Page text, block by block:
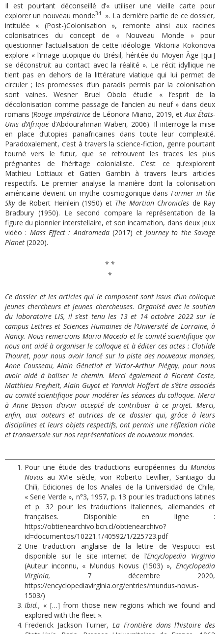
Il est pourtant déconseillé d’« utiliser une vieille carte pour
explorer un nouveau monde34
». La dernière partie de ce dossier,
intitulée « (Post-)Colonisation », remonte ainsi aux racines
colonisatrices du concept de « Nouveau Monde » pour
questionner l’actualisation de cette idéologie. Viktoriia Kokonova
explore « l’image utopique du Brésil, héritée du Moyen Âge [qui]
se déconstruit au contact avec la réalité ». Le récit idyllique ne
tient pas en dehors de la littérature viatique qui lui permet de
circuler ; les promesses d’un paradis permis par la colonisation
sont vaines. Wesner Bruel Obolo étudie « l’esprit de la
décolonisation comme passage de l’ancien au neuf » dans deux
romans (Rouge impératricede Léonora Miano, 2019, et Aux États-
Unis d’Afriqued’Abdourahman Waberi, 2006). Il interroge la mise
en place d’utopies panafricaines dans toute leur complexité.
Paradoxalement, c’est à travers la science-fiction, genre pourtant
tourné vers le futur, que se retrouvent les traces les plus
prégnantes de l’héritage colonialiste. C’est ce qu’explorent
Mathieu Lottiaux et Gatien Gambin à travers leurs articles
respectifs. Le premier analyse la manière dont la colonisation
américaine devient un mythe cosmogonique dans Farmer in the
Sky de Robert Heinlein (1950) et The Martian Chronicles de Ray
Bradbury (1950). Le second compare la représentation de la
figure du pionnier interstellaire, et son incarnation, dans deux jeux
vidéo : Mass Effect : Andromeda(2017) et Journey to the Savage
Planet (2020).
* *
*
Ce dossier et les articles qui le composent sont issus d’un colloque
jeunes chercheurs et jeunes chercheuses. Organisé avec le soutien
du laboratoire LIS, il s’est tenu les 13 et 14 octobre 2022 sur le
campus Lettres et Sciences Humaines de l’Université de Lorraine, à
Nancy. Nous remercions Maria Macedo etle comité scientifique qui
nousont aidé à organiser le colloque et à éditer ces actes : Clotilde
Thouret, pour nous avoir lancé sur la piste des nouveaux mondes,
Anne Cousseau, Alain Génetiot et Victor-Arthur Piégay, pour nous
avoir aidé à baliser le chemin. Merci également à Florent Coste,
Matthieu Freyheit, Alain Guyot et Yannick Hoffert de s’être associés
au comité scientifique pour modérer les séances du colloque. Merci
à Anne Besson d’avoir accepté de contribuer à ce projet. Merci,
enfin, aux auteurs et autrices de ce dossier qui, grâce à leurs
disciplines et leurs objets respectifs, ont permis une réflexion riche
et transversale sur nos représentations de nouveaux mondes.
Pour une étude des traductions européennes du Mundus
Novus au XVIe siècle, voir Roberto Levillier, Santiago du
Chili, Ediciones de los Anales de la Universidad de Chile,
« Serie Verde », n°3, 1957, p. 13 pour les traductions latines
et p. 32 pour les traductions italiennes, allemandes et
françaises. Disponible en ligne :
https://obtienearchivo.bcn.cl/obtienearchivo?
id=documentos/10221.1/40592/1/225723.pdf
Une traduction anglaise de la lettre de Vespucci est
disponible sur le site internet de l’Encyclopedia Virginia
(Auteur inconnu, « Mundus Novus (1503) », Encyclopedia
Virginia, 7 décembre 2020,
https://encyclopediavirginia.org/entries/mundus-novus-
1503/)
Ibid., « […] from those new regions which we found and
explored with the fleet ».
Frederick Jackson Turner, La Frontièredans l’histoire des